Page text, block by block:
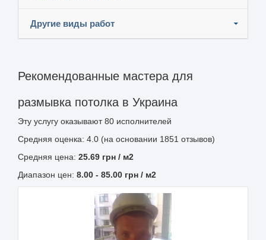
Другие виды работ
Рекомендованные мастера для
размывка потолка в Украина
Эту услугу оказывают80 исполнителей
Средняя оценка: 4.0 (на основании 1851 отзывов)
Средняя цена: 25.69 грн / м2
Диапазон цен: 8.00 - 85.00 грн / м2